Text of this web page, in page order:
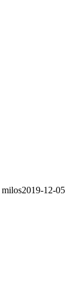
milos2019-12-05